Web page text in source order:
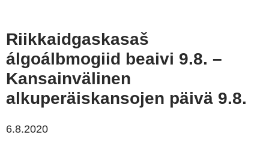
Riikkaidgaskasaš
álgoálbmogiid beaivi 9.8. –
Kansainvälinen
alkuperäiskansojen päivä 9.8.
6.8.2020